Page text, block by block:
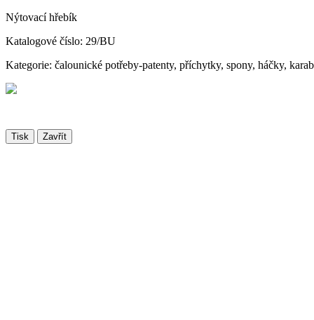
Nýtovací hřebík
Katalogové číslo: 29/BU
Kategorie: čalounické potřeby-patenty, příchytky, spony, háčky,